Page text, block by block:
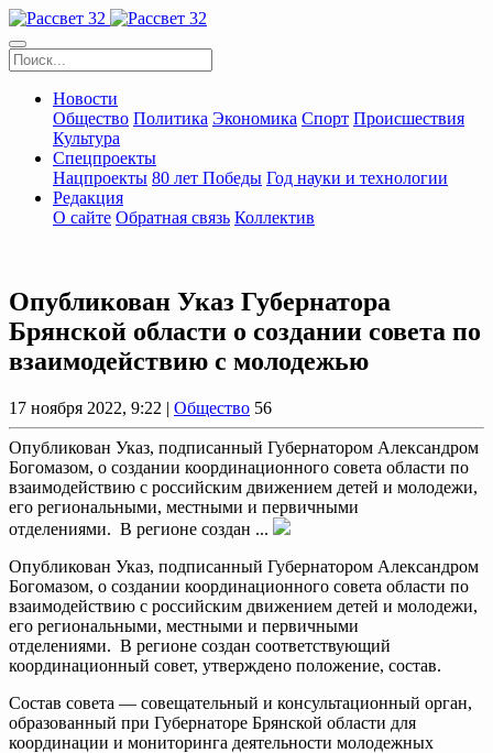
Новости
Общество Политика Экономика Спорт Происшествия
Культура
Спецпроекты
Нацпроекты 80 лет Победы Год науки и технологии
Редакция
О сайте Обратная связь Коллектив
Опубликован Указ Губернатора
Брянской области о создании совета по
взаимодействию с молодежью
17 ноября 2022, 9:22 | Общество 56
Опубликован Указ, подписанный Губернатором Александром
Богомазом, о создании координационного совета области по
взаимодействию с российским движением детей и молодежи,
его региональными, местными и первичными
отделениями. В регионе создан ...
Опубликован Указ, подписанный Губернатором Александром
Богомазом, о создании координационного совета области по
взаимодействию с российским движением детей и молодежи,
его региональными, местными и первичными
отделениями. В регионе создан соответствующий
координационный совет, утверждено положение, состав.
Состав совета — совещательный и консультационный орган,
образованный при Губернаторе Брянской области для
координации и мониторинга деятельности молодежных